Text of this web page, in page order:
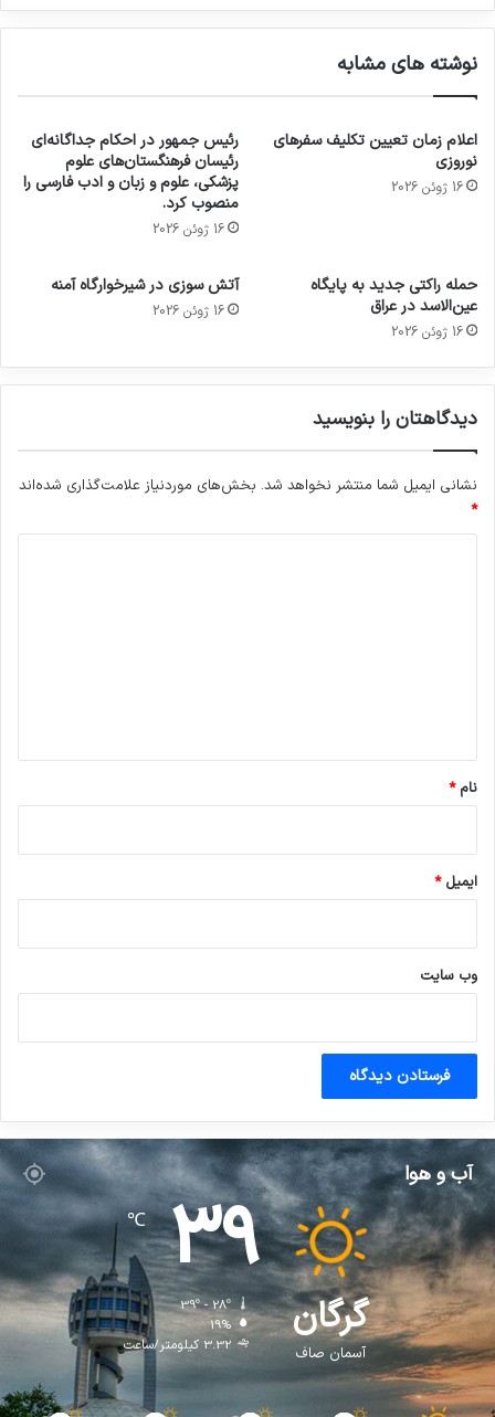
نوشته های مشابه
اعلام زمان تعیین تکلیف سفرهای
نوروزی
16 ژوئن 2026
رئیس جمهور در احکام جداگانه‌ای
رئیسان فرهنگستان‌های علوم
پزشکی، علوم و زبان و ادب فارسی را
منصوب کرد.
16 ژوئن 2026
حمله راکتی جدید به پایگاه
عین‌الاسد در عراق
16 ژوئن 2026
آتش سوزی در شیرخوارگاه آمنه
16 ژوئن 2026
دیدگاهتان را بنویسید
نشانی ایمیل شما منتشر نخواهد شد. بخش‌های موردنیاز علامت‌گذاری شده‌اند
*
نام*
ایمیل*
وب‌ سایت
آب و هوا
گرگان
آسمان صاف
39
℃
39º - 28º
19%
3.32 کیلومتر/ساعت